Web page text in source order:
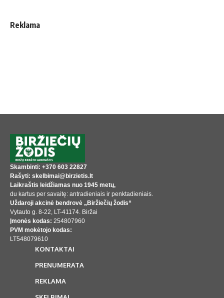
Reklama
Skambinti: +370 603 22827
Rašyti: skelbimai@birzietis.lt
Laikraštis leidžiamas nuo 1945 metų,
du kartus per savaitę: antradieniais ir penktadieniais.
Uždaroji akcinė bendrovė „Biržiečių žodis“
Vytauto g. 8-22, LT-41174. Biržai
Įmonės kodas: 254807960
PVM mokėtojo kodas:
LT548079610
KONTAKTAI
PRENUMERATA
REKLAMA